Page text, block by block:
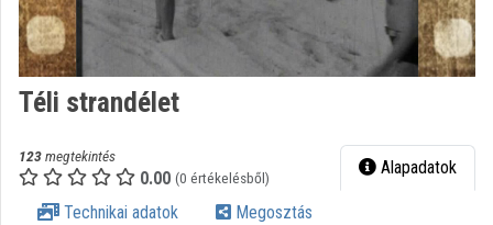
Lejátszási listák
Intézmények
Közreműködők
Megjelenés:
Téli strandélet
123megtekintés
0.00 (0 értékelésből) Alapadatok
Technikai adatok Megosztás